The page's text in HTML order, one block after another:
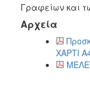
Γραφείων και
Αρχεία
ΧΑΡΤΙ